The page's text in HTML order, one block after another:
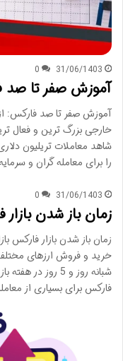
31/06/1403
0
آموزش صفر تا صد
آموزش صفر تا صد فارکس: از
خارجی بزرگ ترین و فعال
شاهد معاملات تریلیون
را برای معامله گران و
31/06/1403
0
زمان باز شدن
زمان باز شدن بازار فارکس
شبانه روز و 5
فارکس برای بسیاری از